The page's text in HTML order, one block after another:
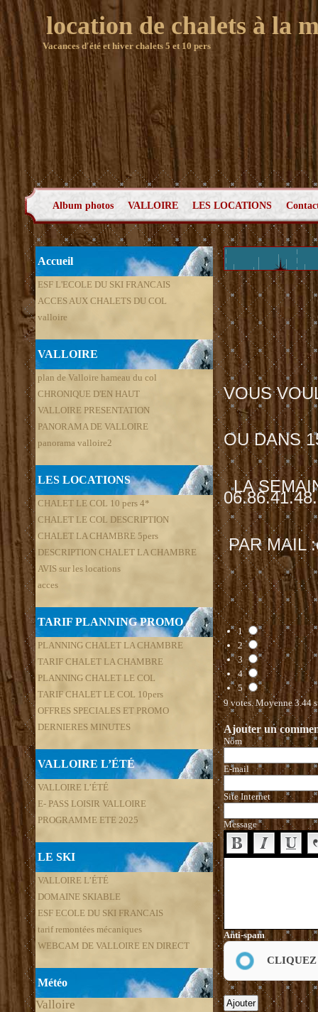
location de chalets à la
Vacances d'été et hiver chalets 5 et 10 pers
Album photos VALLOIRE LES LOCATIONS
Accueil
ESF L'ECOLE DU SKI FRANCAIS
ACCES AUX CHALETS DU COL
valloire
VALLOIRE
plan de Valloire hameau du col
CHRONIQUE D'EN HAUT
VALLOIRE PRESENTATION
PANORAMA DE VALLOIRE
panorama valloire2
LES LOCATIONS
CHALET LE COL 10 pers 4*
CHALET LE COL DESCRIPTION
CHALET LA CHAMBRE 5pers
DESCRIPTION CHALET LA CHAMBRE
AVIS sur les locations
acces
TARIF PLANNING PROMO
PLANNING CHALET LA CHAMBRE
TARIF CHALET LA CHAMBRE
PLANNING CHALET LE COL
TARIF CHALET LE COL 10pers
OFFRES SPECIALES ET PROMO
DERNIERES MINUTES
VALLOIRE L’ÉTÉ
VALLOIRE L’ÉTÉ
E- PASS LOISIR VALLOIRE
PROGRAMME ETE 2025
LE SKI
VALLOIRE L’ÉTÉ
DOMAINE SKIABLE
ESF ECOLE DU SKI FRANCAIS
tarif remontées mécaniques
WEBCAM DE VALLOIRE EN DIRECT
Météo
Valloire
VOUS
OU DANS
LA
PAR MAIL
OU
1
2
3
4
5
9 votes. Moyenne3.44
Ajouter un
Nom
E-mail
Site Internet
Message
Anti-spam
CLIQUEZ